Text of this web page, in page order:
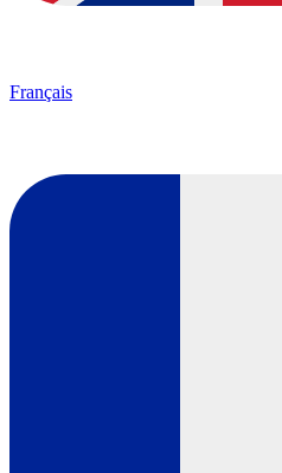
Français